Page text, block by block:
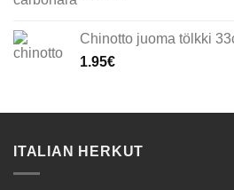
Chinotto juoma tölkki
1.95€
ITALIAN HERKUT